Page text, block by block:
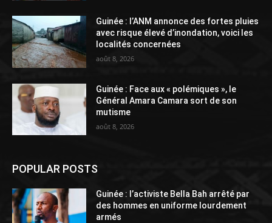
Guinée : l’ANM annonce des fortes pluies
avec risque élevé d’inondation, voici les
localités concernées
août 8, 2026
Guinée : Face aux « polémiques », le
Général Amara Camara sort de son
mutisme
août 8, 2026
POPULAR POSTS
Guinée : l’activiste Bella Bah arrêté par
des hommes en uniforme lourdement
armés